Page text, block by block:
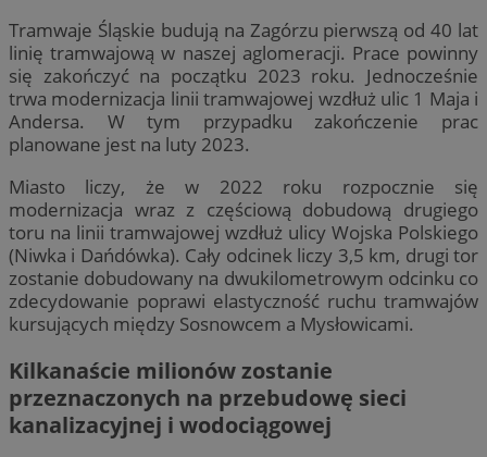
Tramwaje Śląskie budują na Zagórzu pierwszą od 40 lat
linię tramwajową w naszej aglomeracji. Prace powinny
się zakończyć na początku 2023 roku. Jednocześnie
trwa modernizacja linii tramwajowej wzdłuż ulic 1 Maja i
Andersa. W tym przypadku zakończenie prac
planowane jest na luty 2023.
Miasto liczy, że w 2022 roku rozpocznie się
modernizacja wraz z częściową dobudową drugiego
toru na linii tramwajowej wzdłuż ulicy Wojska Polskiego
(Niwka i Dańdówka). Cały odcinek liczy 3,5 km, drugi tor
zostanie dobudowany na dwukilometrowym odcinku co
zdecydowanie poprawi elastyczność ruchu tramwajów
kursujących między Sosnowcem a Mysłowicami.
Kilkanaście milionów zostanie
przeznaczonych na przebudowę sieci
kanalizacyjnej i wodociągowej